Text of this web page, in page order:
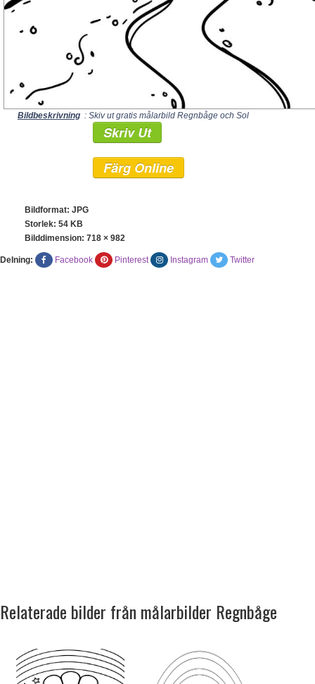
Bildbeskrivning : Skiv ut gratis målarbild Regnbåge och Sol
Skriv Ut
Färg Online
Bildformat: JPG
Storlek: 54 KB
Bilddimension: 718 × 982
Delning: Facebook Pinterest Instagram Twitter
Relaterade bilder från målarbilder Regnbåge